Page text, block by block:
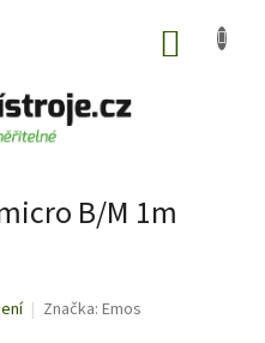
B/M 1m
Značka: Emos